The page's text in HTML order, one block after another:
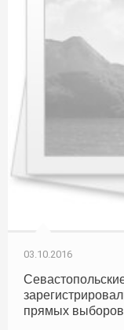
03.10.2016
прямых выборов